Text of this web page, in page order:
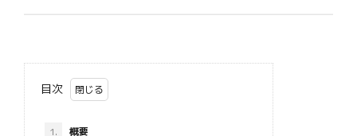
目次
1.
概要